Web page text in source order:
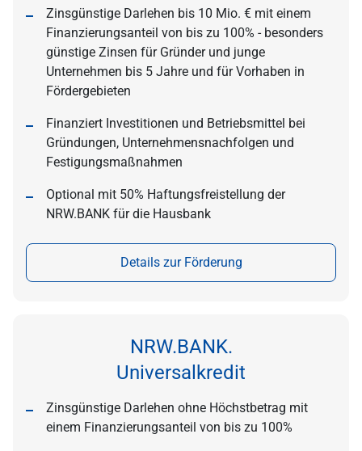
Zinsgünstige Darlehen bis 10 Mio. € mit einem
Finanzierungsanteil von bis zu 100% - besonders
günstige Zinsen für Gründer und junge
Unternehmen bis 5 Jahre und für Vorhaben in
Fördergebieten
Finanziert Investitionen und Betriebsmittel bei
Gründungen, Unternehmensnachfolgen und
Festigungsmaßnahmen
Optional mit 50% Haftungsfreistellung der
NRW.BANK für die Hausbank
Details zur Förderung
NRW.BANK.
Universalkredit
Zinsgünstige Darlehen ohne Höchstbetrag mit
einem Finanzierungsanteil von bis zu 100%